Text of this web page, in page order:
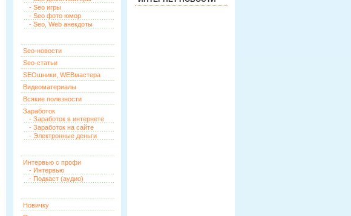
- Seo игры
- Seo фото юмор
- Seo, Web анекдоты
Seo-новости
Seo-статьи
SEOшники, WEBмастера
Видеоматериалы
Всякие полезности
Заработок
- Заработок в интернете
- Заработок на сайте
- Электронные деньги
Интервью с профи
- Интервью
- Подкаст (аудио)
Новичку